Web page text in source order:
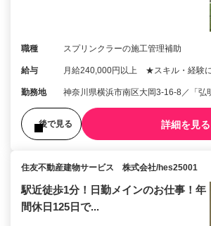
職種 スプリンクラーの施工管理補助
給与 月給240,000円以上 ★スキル・経験に
勤務地 神奈川県横浜市南区大岡3-16-8／「弘
後で見る 詳細を見る
住友不動産建物サービス 株式会社/hes25001
駅近徒歩1分！日勤メインのお仕事！年
間休日125日で...